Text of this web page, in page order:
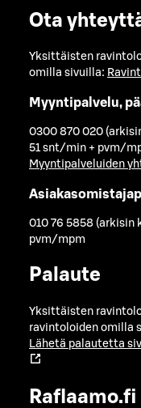
Ota
Yksittäisten
omilla sivuilla:
Myyntipalvelu,
0300 870 020
51 snt/min + pvm/
Myyntipalveluiden
010 76 5858 (arkisin
pvm/mpm
Palaute
Yksittäisten
ravintoloiden omilla
Lähetä palautetta
Raflaamo.fi